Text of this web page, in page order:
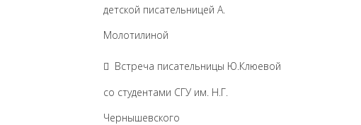
детской писательницей А.
Молотилиной
Встреча писательницы Ю.Клюевой
со студентами СГУ им. Н.Г.
Чернышевского